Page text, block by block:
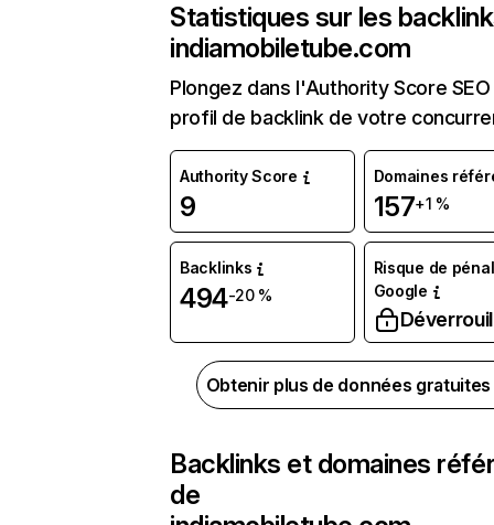
Statistiques sur les
indiamobiletube.com
Plongez dans l'Authority Score
profil de backlink de votre
Authority Score
9
Domaines
157+1 %
Backlinks
494-20 %
Risque de
Google
Obtenir plus de données
Backlinks et domaines
de